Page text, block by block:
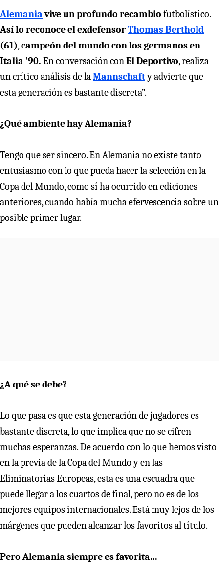
Alemaniavive un profundo recambio futbolístico.
Así lo reconoce el exdefensorThomas Berthold
(61),campeón del mundo con los germanos en
Italia ’90. En conversación conEl Deportivo, realiza
un crítico análisis de laMannschafty advierte que
esta generación es bastante discreta”.
¿Qué ambiente hay Alemania?
Tengo que ser sincero. En Alemania no existe tanto
entusiasmo con lo que pueda hacer la selección en la
Copa del Mundo, como sí ha ocurrido en ediciones
anteriores, cuando había mucha efervescencia sobre un
posible primer lugar.
¿A qué se debe?
Lo que pasa es que esta generación de jugadores es
bastante discreta, lo que implica que no se cifren
muchas esperanzas. De acuerdo con lo que hemos visto
en la previa de la Copa del Mundo y en las
Eliminatorias Europeas, esta es una escuadra que
puede llegar a los cuartos de final, pero no es de los
mejores equipos internacionales. Está muy lejos de los
márgenes que pueden alcanzar los favoritos al título.
Pero Alemania siempre es favorita...